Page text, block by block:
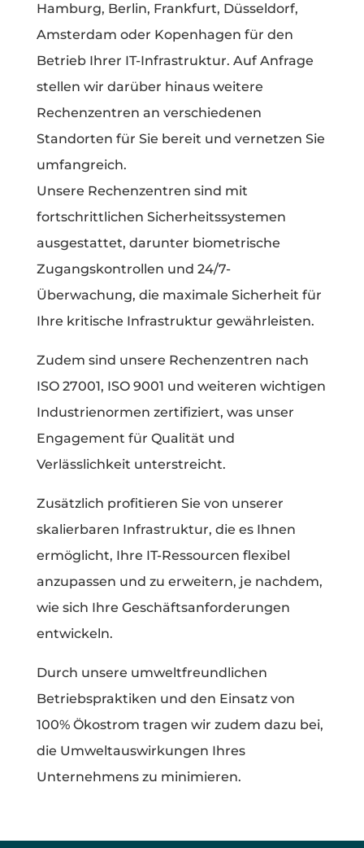
Hamburg, Berlin, Frankfurt, Düsseldorf,
Amsterdam oder Kopenhagen für den
Betrieb Ihrer IT-Infrastruktur. Auf Anfrage
stellen wir darüber hinaus weitere
Rechenzentren an verschiedenen
Standorten für Sie bereit und vernetzen Sie
umfangreich.
Unsere Rechenzentren sind mit
fortschrittlichen Sicherheitssystemen
ausgestattet, darunter biometrische
Zugangskontrollen und 24/7-
Überwachung, die maximale Sicherheit für
Ihre kritische Infrastruktur gewährleisten.
Zudem sind unsere Rechenzentren nach
ISO 27001, ISO 9001 und weiteren wichtigen
Industrienormen zertifiziert, was unser
Engagement für Qualität und
Verlässlichkeit unterstreicht.
Zusätzlich profitieren Sie von unserer
skalierbaren Infrastruktur, die es Ihnen
ermöglicht, Ihre IT-Ressourcen flexibel
anzupassen und zu erweitern, je nachdem,
wie sich Ihre Geschäftsanforderungen
entwickeln.
Durch unsere umweltfreundlichen
Betriebspraktiken und den Einsatz von
100% Ökostrom tragen wir zudem dazu bei,
die Umweltauswirkungen Ihres
Unternehmens zu minimieren.